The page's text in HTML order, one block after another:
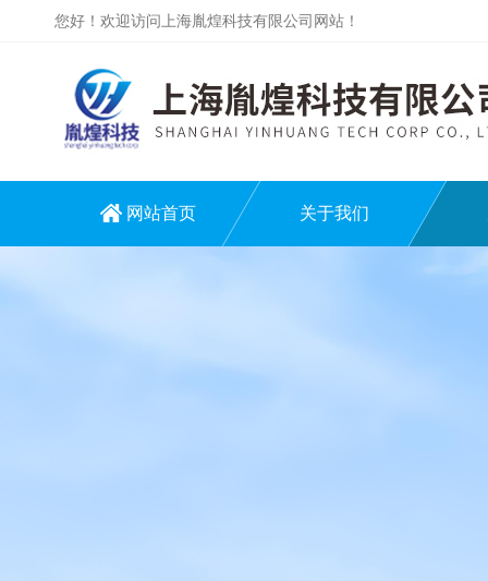
您好！欢迎访问上海胤煌科技有限公司网站！
网站首页 关于我们